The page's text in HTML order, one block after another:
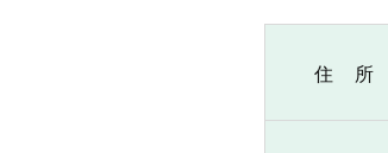
住 所